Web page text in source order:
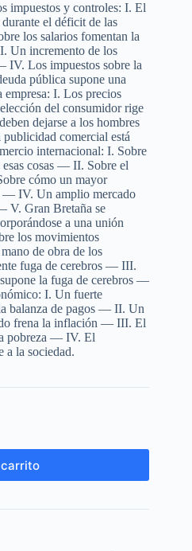
impuestos y controles: I. El
el déficit de las
los salarios fomentan la
Un incremento de los
IV. Los impuestos sobre la
pública supone una
empresa: I. Los precios
del consumidor rige
dejarse a los hombres
comercial está
internacional: I. Sobre
cosas — II. Sobre el
cómo un mayor
— IV. Un amplio mercado
V. Gran Bretaña se
a una unión
los movimientos
de obra de los
fuga de cerebros — III.
la fuga de cerebros —
I. Un fuerte
balanza de pagos — II. Un
frena la inflación — III. El
pobreza — IV. El
a la sociedad.